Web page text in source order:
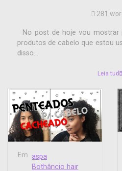
281
No post de hoje vou mostrar
produtos de cabelo que estou
disso...
Leia tudo
Em
aspa
Bothâncio hair